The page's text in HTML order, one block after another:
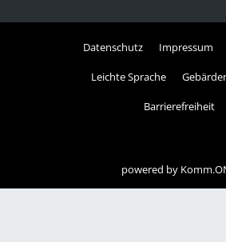
Datenschutz Impressum
Leichte Sprache
Barrierefreiheit
powered by